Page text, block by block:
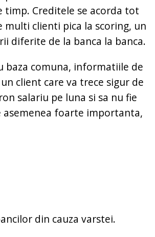
Creditele se acorda tot
multi clienti pica la scoring, un
diferite de la banca la banca.
baza comuna, informatiile de
client care va trece sigur de
salariu pe luna si sa nu fie
asemenea foarte importanta,
din cauza varstei.